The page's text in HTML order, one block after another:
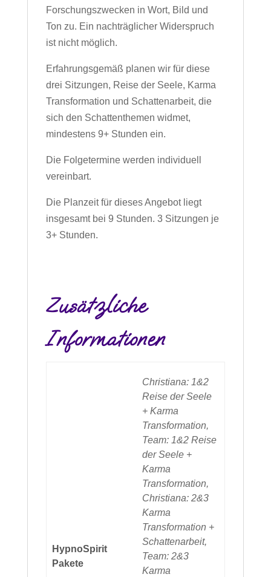
Forschungszwecken in Wort, Bild und
Ton zu. Ein nachträglicher Widerspruch
ist nicht möglich.
Erfahrungsgemäß planen wir für diese
drei Sitzungen, Reise der Seele, Karma
Transformation und Schattenarbeit, die
sich den Schattenthemen widmet,
mindestens 9+ Stunden ein.
Die Folgetermine werden individuell
vereinbart.
Die Planzeit für dieses Angebot liegt
insgesamt bei 9 Stunden. 3 Sitzungen je
3+ Stunden.
Zusätzliche
Informationen
HypnoSpirit
Pakete
Christiana: 1&2
Reise der Seele
+ Karma
Transformation,
Team: 1&2 Reise
der Seele +
Karma
Transformation,
Christiana: 2&3
Karma
Transformation +
Schattenarbeit,
Team: 2&3
Karma